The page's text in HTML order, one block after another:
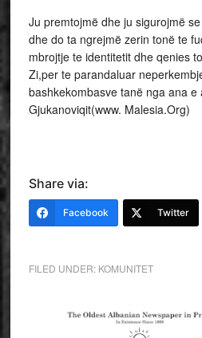
Ju premtojmë dhe ju sigurojmë
dhe do ta ngrejmë zerin tonë te
mbrojtje te identitetit dhe qenies
Zi,per te parandaluar
bashkekombasve tanë nga ana
Gjukanoviqit(www. Malesia.Org)
Share via:
Facebook Twitter
FILED UNDER: KOMUNITET